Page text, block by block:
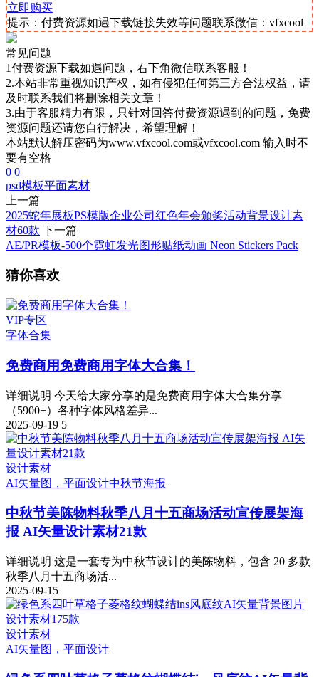
立即购买
提示：付费资源如遇下载链接失效等问题联系微信：vfxcool
常见问题
1付费资源下载如遇问题，右下角微信联系客服！
2.本站非常重视知识产权，如有侵犯任何第三方合法权益，请
及时联系我们将删除相关文章！
3.由于客服精力有限，只针对回答付费资源遇到的问题，免费
资源问题还请您自行解决，希望理解！
本站默认解压密码为www.vfxcool.com或vfxcool.com 输入时不
要有空格
0 0
psd模板平面素材
上一篇
2025蛇年展板PS模版企业公司红色年会颁奖活动背景设计素
材60款 下一篇
AE/PR模板-500个霓虹发光图形贴纸动画 Neon Stickers Pack
猜你喜欢
VIP专区
字体合集
免费商用免费商用字体大合集！
详细说明 今天给大家分享的是免费商用字体大合集分享
（5900+）各种字体风格差异...
2025-09-19 5
设计素材
AI矢量图，平面设计中秋节海报
中秋节美陈物料秋季八月十五商场活动宣传展架海
报 AI矢量设计素材21款
详细说明 这是一套专为中秋节设计的美陈物料，包含 20 多款
秋季八月十五商场活...
2025-09-15
设计素材
AI矢量图，平面设计